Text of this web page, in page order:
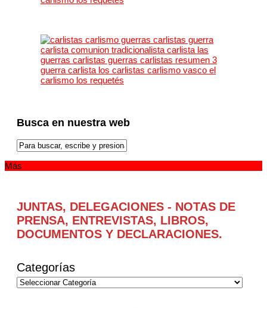
Busca en nuestra web
Más
JUNTAS, DELEGACIONES - NOTAS DE
PRENSA, ENTREVISTAS, LIBROS,
DOCUMENTOS Y DECLARACIONES.
Categorías